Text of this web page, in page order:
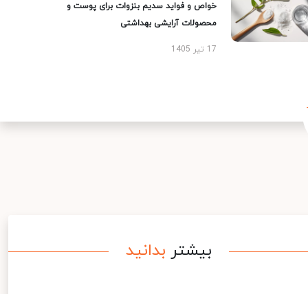
خواص و فواید سدیم بنزوات برای پوست و
محصولات آرایشی بهداشتی
17 تیر 1405
بیشتر بدانید